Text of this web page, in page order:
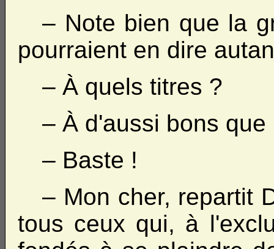
– Note bien que la
pourraient en dire
– À quels titres ?
– À d'aussi bons que
– Baste !
– Mon cher, repartit
tous ceux qui, à